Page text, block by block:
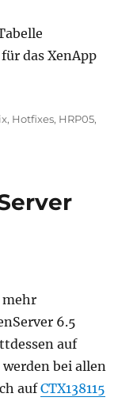
das XenApp
6.5 HRP05
, Hotfixes, HRP05,
mehr
6.5
auf
werden bei allen
aufCTX138115